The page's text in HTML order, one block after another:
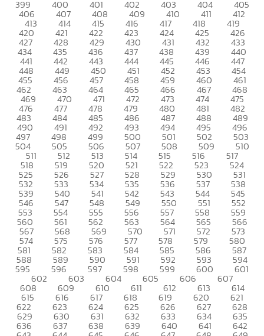
399 400 401 402 403 404 405
406 407 408 409 410 411 412
413 414 415 416 417 418 419
420 421 422 423 424 425 426
427 428 429 430 431 432 433
434 435 436 437 438 439 440
441 442 443 444 445 446 447
448 449 450 451 452 453 454
455 456 457 458 459 460 461
462 463 464 465 466 467 468
469 470 471 472 473 474 475
476 477 478 479 480 481 482
483 484 485 486 487 488 489
490 491 492 493 494 495 496
497 498 499 500 501 502 503
504 505 506 507 508 509 510
511 512 513 514 515 516 517
518 519 520 521 522 523 524
525 526 527 528 529 530 531
532 533 534 535 536 537 538
539 540 541 542 543 544 545
546 547 548 549 550 551 552
553 554 555 556 557 558 559
560 561 562 563 564 565 566
567 568 569 570 571 572 573
574 575 576 577 578 579 580
581 582 583 584 585 586 587
588 589 590 591 592 593 594
595 596 597 598 599 600 601
602 603 604 605 606 607
608 609 610 611 612 613 614
615 616 617 618 619 620 621
622 623 624 625 626 627 628
629 630 631 632 633 634 635
636 637 638 639 640 641 642